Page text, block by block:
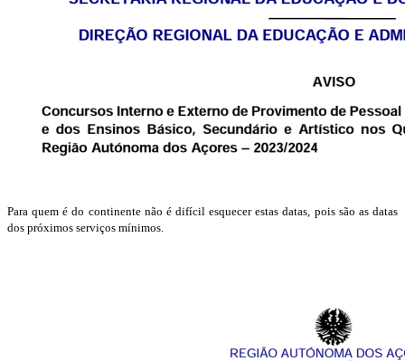
Para quem é do continente não é difícil esquecer estas datas, pois são as datas
dos próximos serviços mínimos.